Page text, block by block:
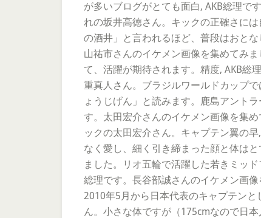
が多いブログがとても面白, AKB総理で
れの坂井高徳さん。キックの正確さに
の酒井」と言われるほど、普段はおと
山祐市さんのイケメン画像を集めてみ
て、活躍が期待されます。精度, AKB総
重真人さん。ブラジルワールドカップ
ょうじげん」と読みます。鹿島アント
す。太田宏介さんのイケメン画像を集
ックの太田宏介さん。キャプテン翼の
なく愛し、細く引き締まった顔と体は
ました。リオ五輪で活躍した若きミッ
総理です。長谷部誠さんのイケメン画
2010年5月から日本代表のキャプテン
ん。小さな体ですが（175cmなので日